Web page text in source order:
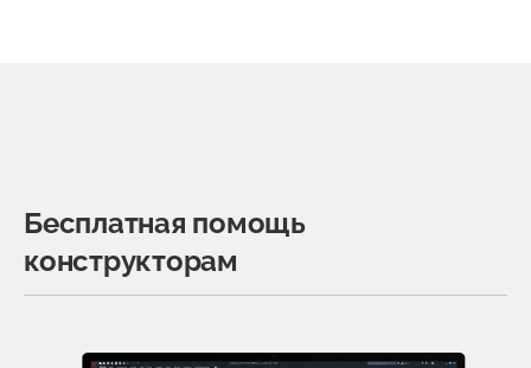
Бесплатная помощь
конструкторам